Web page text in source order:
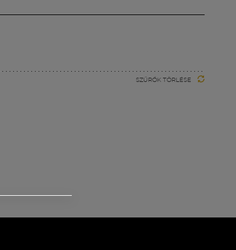
SZŰRŐK TÖRLÉSE